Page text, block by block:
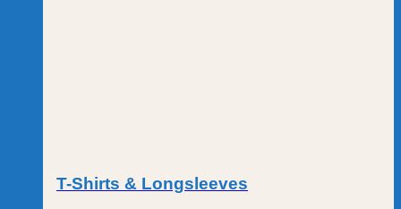
T-Shirts & Longsleeves